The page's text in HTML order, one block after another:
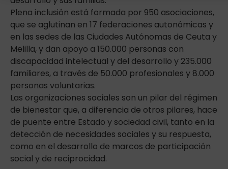
Plena inclusión está formada por 950 asociaciones,
que se aglutinan en 17 federaciones autonómicas y
en las sedes de las Ciudades Autónomas de Ceuta y
Melilla, y dan apoyo a 150.000 personas con
discapacidad intelectual y del desarrollo y 235.000
familiares, a través de 50.000 profesionales y 8.000
personas voluntarias.
Las organizaciones sociales son un pilar del régimen
de bienestar que, a diferencia de otros pilares, hace
de puente entre Estado y sociedad civil, tanto en la
detección de necesidades sociales y su respuesta,
como en el desarrollo de marcos de participación
social y de reciprocidad.